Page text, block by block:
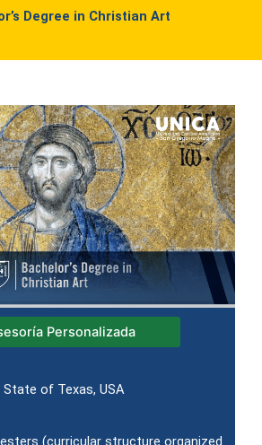
Degree in Christian Art
Personalizada
State of Texas, USA
(curricular structure organized